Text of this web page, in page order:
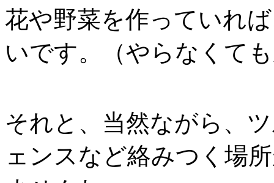
花や野菜を作っていれ
いです。（やらなくて
それと、当然ながら、
ェンスなど絡みつく場